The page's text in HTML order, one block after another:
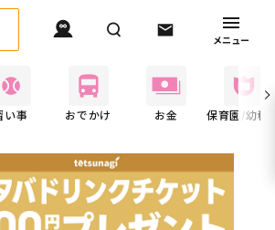
メニュー
い事 おでかけ お金 保育園/幼稚